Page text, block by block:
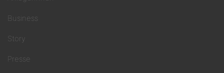
Business
Story
Presse